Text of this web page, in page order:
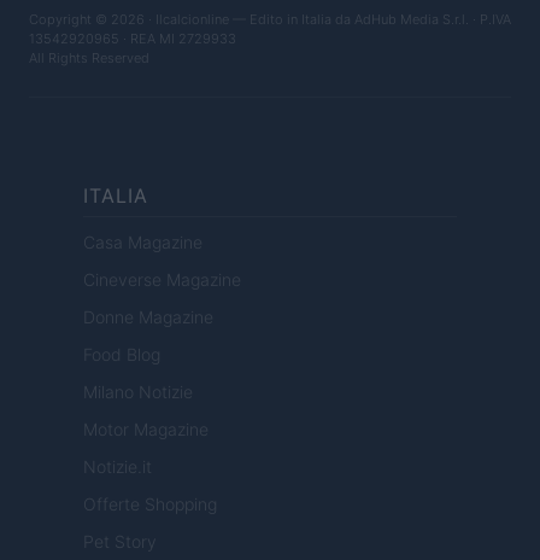
Copyright © 2026 · Ilcalcionline — Edito in Italia da AdHub Media S.r.l. · P.IVA
13542920965 · REA MI 2729933
All Rights Reserved
ITALIA
Casa Magazine
Cineverse Magazine
Donne Magazine
Food Blog
Milano Notizie
Motor Magazine
Notizie.it
Offerte Shopping
Pet Story